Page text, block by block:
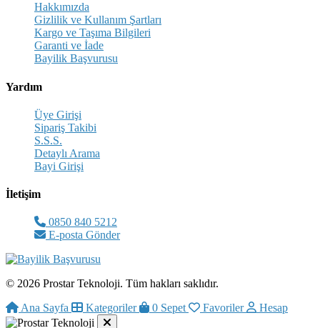
Hakkımızda
Gizlilik ve Kullanım Şartları
Kargo ve Taşıma Bilgileri
Garanti ve İade
Bayilik Başvurusu
Yardım
Üye Girişi
Sipariş Takibi
S.S.S.
Detaylı Arama
Bayi Girişi
İletişim
0850 840 5212
E-posta Gönder
© 2026 Prostar Teknoloji. Tüm hakları saklıdır.
Ana Sayfa
Kategoriler 0 Sepet Favoriler Hesap